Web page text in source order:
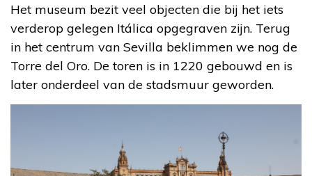
Het museum bezit veel objecten die bij het iets
verderop gelegen Itálica opgegraven zijn. Terug
in het centrum van Sevilla beklimmen we nog de
Torre del Oro. De toren is in 1220 gebouwd en is
later onderdeel van de stadsmuur geworden.